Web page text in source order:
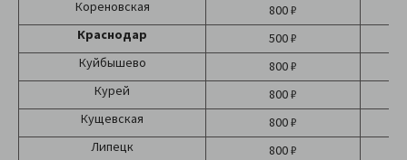
Кореновская
800 ₽
Краснодар
500 ₽
Куйбышево
800 ₽
Курей
800 ₽
Кущевская
800 ₽
Липецк
800 ₽